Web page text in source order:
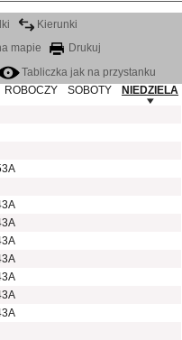
Kierunki
mapie
Drukuj
Tabliczka jak na przystanku
ROBOCZY
SOBOTY
NIEDZIELA